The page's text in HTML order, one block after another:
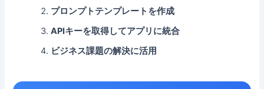
プロンプトテンプレートを作成
APIキーを取得してアプリに統合
ビジネス課題の解決に活用